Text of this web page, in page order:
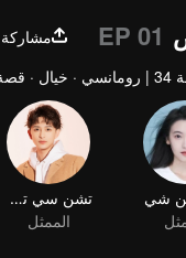
EP 01
مشاركة
| رومانسي · خيال ·
شي
تشن سي تشي
الممثل